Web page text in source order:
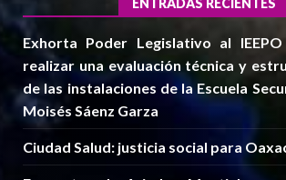
ENTRADAS RECIENTES
Exhorta Poder Legislativo al
realizar una evaluación técnica y
de las instalaciones de la Escuela
Moisés Sáenz Garza
Ciudad Salud: justicia social para